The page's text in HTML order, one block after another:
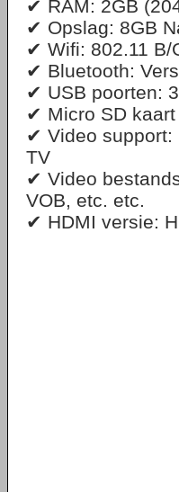
✔ RAM: 2GB
✔ Opslag: 8GB
✔ Wifi: 802.11 B/
✔ Bluetooth:
✔ USB poorten:
✔ Micro SD
✔ Video support:
TV
✔ Video
VOB, etc. etc.
✔ HDMI versie: